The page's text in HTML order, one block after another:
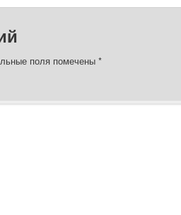
поля помечены *